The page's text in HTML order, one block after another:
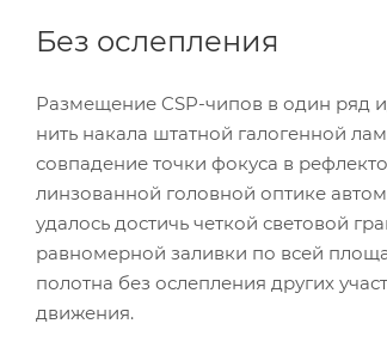
Без ослепления
Размещение CSP-чипов в один ряд
нить накала штатной галогенной
совпадение точки фокуса в
линзованной головной оптике
удалось достичь четкой световой
равномерной заливки по всей
полотна без ослепления других
движения.